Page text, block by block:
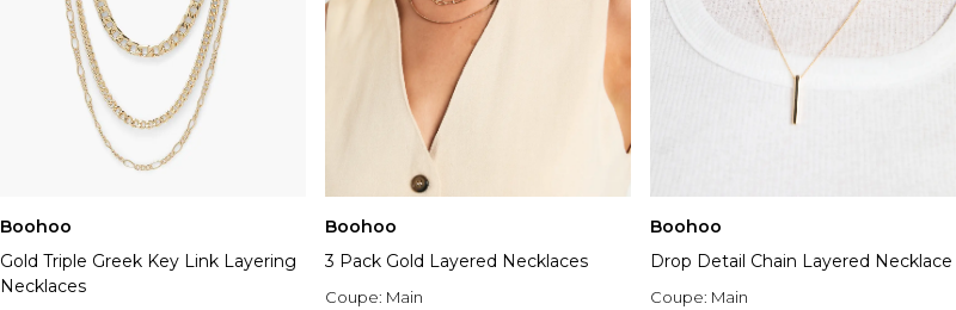
Boohoo
Gold Triple Greek Key Link Layering
Necklaces
Boohoo
3 Pack Gold Layered Necklaces
Coupe: Main
Boohoo
Drop Detail Chain Layered Necklace
Coupe: Main